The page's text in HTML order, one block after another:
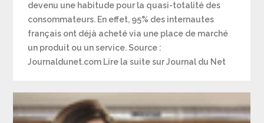
devenu une habitude pour la quasi-totalité des
consommateurs. En effet, 95% des internautes
français ont déjà acheté via une place de marché
un produit ou un service. Source :
Journaldunet.com Lire la suite sur Journal du Net